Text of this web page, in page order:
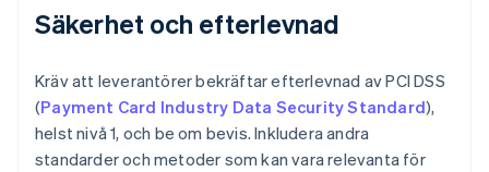
Säkerhet och efterlevnad
Kräv att leverantörer bekräftar efterlevnad av PCI DSS
(Payment Card Industry Data Security Standard),
helst nivå 1, och be om bevis. Inkludera andra
standarder och metoder som kan vara relevanta för